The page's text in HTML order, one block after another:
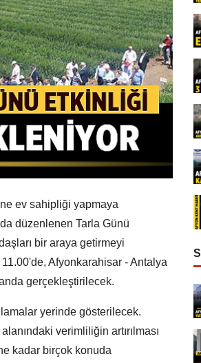
ev sahipliği yapmaya
düzenlenen Tarla Günü
bir araya getirmeyi
Afyonkarahisar - Antalya
gerçekleştirilecek.
yerinde gösterilecek.
verimliliğin artırılması
kadar birçok konuda